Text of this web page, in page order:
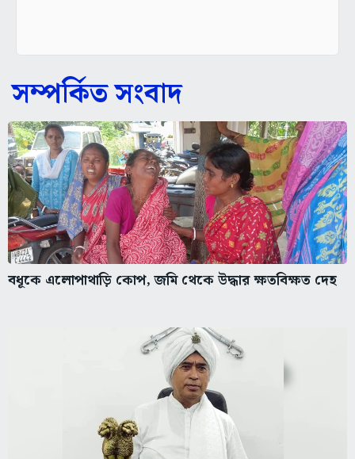
সম্পর্কিত সংবাদ
বধূকে এলোপাথাড়ি কোপ, জমি থেকে উদ্ধার ক্ষতবিক্ষত দেহ